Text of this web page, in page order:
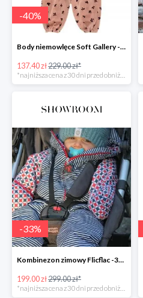
-40%
Body niemowlęce Soft Gallery -40%
137.40 zł229.00 zł*
-33%
Kombinezon zimowy Flicflac -33%
199.00 zł299.00 zł*
*najniższa cena z 30 dni przed obniżką